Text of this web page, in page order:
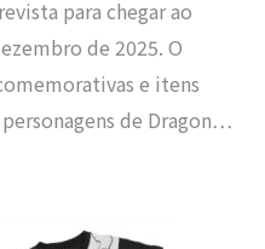
para chegar ao
de 2025. O
e itens
de Dragon…